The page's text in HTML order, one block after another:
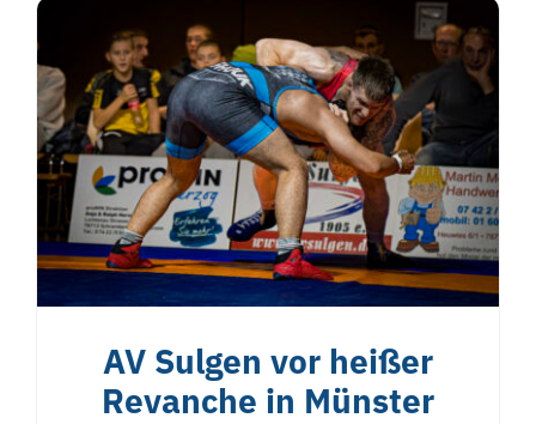
AV Sulgen vor heißer
Revanche in Münster